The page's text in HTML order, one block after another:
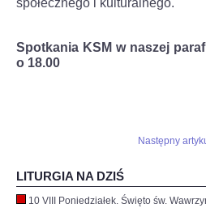
społecznego i kulturalnego.
Spotkania KSM w naszej
o 18.00
Następny
LITURGIA NA DZIŚ
10 VIII Poniedziałek. Święto św.